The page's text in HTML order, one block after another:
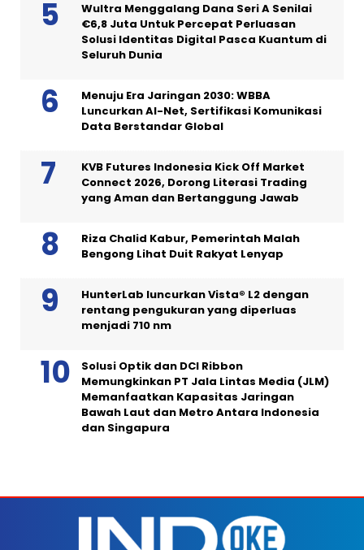
Wultra Menggalang Dana Seri A Senilai
€6,8 Juta Untuk Percepat Perluasan
Solusi Identitas Digital Pasca Kuantum di
Seluruh Dunia
Menuju Era Jaringan 2030: WBBA
Luncurkan AI-Net, Sertifikasi Komunikasi
Data Berstandar Global
KVB Futures Indonesia Kick Off Market
Connect 2026, Dorong Literasi Trading
yang Aman dan Bertanggung Jawab
Riza Chalid Kabur, Pemerintah Malah
Bengong Lihat Duit Rakyat Lenyap
HunterLab luncurkan Vista® L2 dengan
rentang pengukuran yang diperluas
menjadi 710 nm
Solusi Optik dan DCI Ribbon
Memungkinkan PT Jala Lintas Media (JLM)
Memanfaatkan Kapasitas Jaringan
Bawah Laut dan Metro Antara Indonesia
dan Singapura